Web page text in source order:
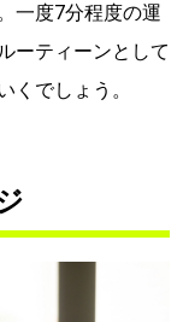
一度7分程度の運
ーティーンとして
くでしょう。